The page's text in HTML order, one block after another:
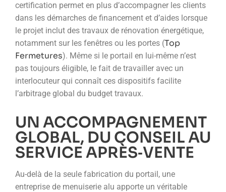
certification permet en plus d’accompagner les clients
dans les démarches de financement et d’aides lorsque
le projet inclut des travaux de rénovation énergétique,
notamment sur les fenêtres ou les portes (Top
Fermetures). Même si le portail en lui-même n’est
pas toujours éligible, le fait de travailler avec un
interlocuteur qui connaît ces dispositifs facilite
l’arbitrage global du budget travaux.
UN ACCOMPAGNEMENT
GLOBAL, DU CONSEIL AU
SERVICE APRÈS‑VENTE
Au-delà de la seule fabrication du portail, une
entreprise de menuiserie alu apporte un véritable